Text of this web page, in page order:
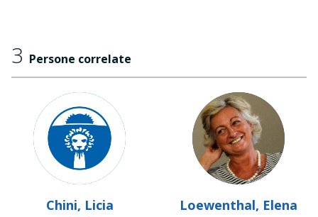
3 Persone correlate
Chini, Licia Loewenthal, Elena